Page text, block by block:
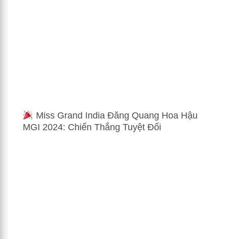
Miss Grand India Đăng Quang Hoa Hậu
MGI 2024: Chiến Thắng Tuyệt Đối